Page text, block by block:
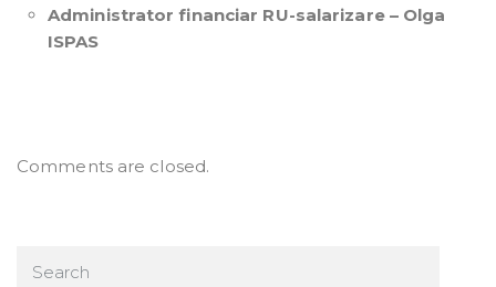
Administrator financiar RU-salarizare – Olga
ISPAS
Comments are closed.